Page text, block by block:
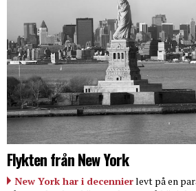
Flykten från New York
New York har i decennierlevt på en